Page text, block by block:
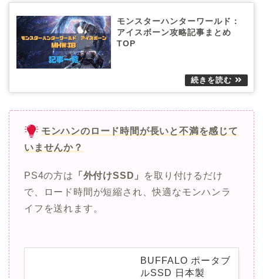
モンスターハンターワールド：
アイスボーン攻略記事まとめ
TOP
モンハンのロード時間が長いと不満を感じて
いませんか？
PS4の方は 「外付けSSD」
を取り付けるだけ
で、ロード時間が短縮され、快適なモンハンラ
イフを送れます。
BUFFALO ポータブ
ルSSD 日本製